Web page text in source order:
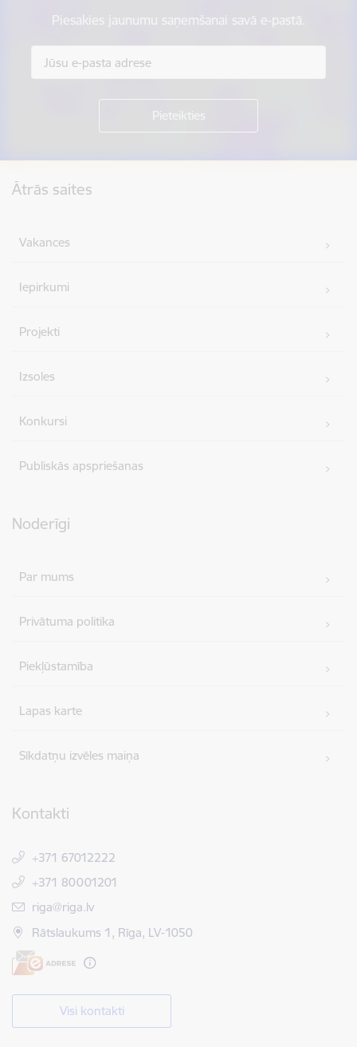
Piesakies jaunumu saņemšanai savā e-pastā.
Ātrās saites
Vakances
Iepirkumi
Projekti
Izsoles
Konkursi
Publiskās apspriešanas
Noderīgi
Par mums
Privātuma politika
Piekļūstamība
Lapas karte
Sīkdatņu izvēles maiņa
Kontakti
+371 67012222
+371 80001201
E-pasts:
riga@riga.lv
Rātslaukums 1, Rīga, LV-1050
Visi kontakti